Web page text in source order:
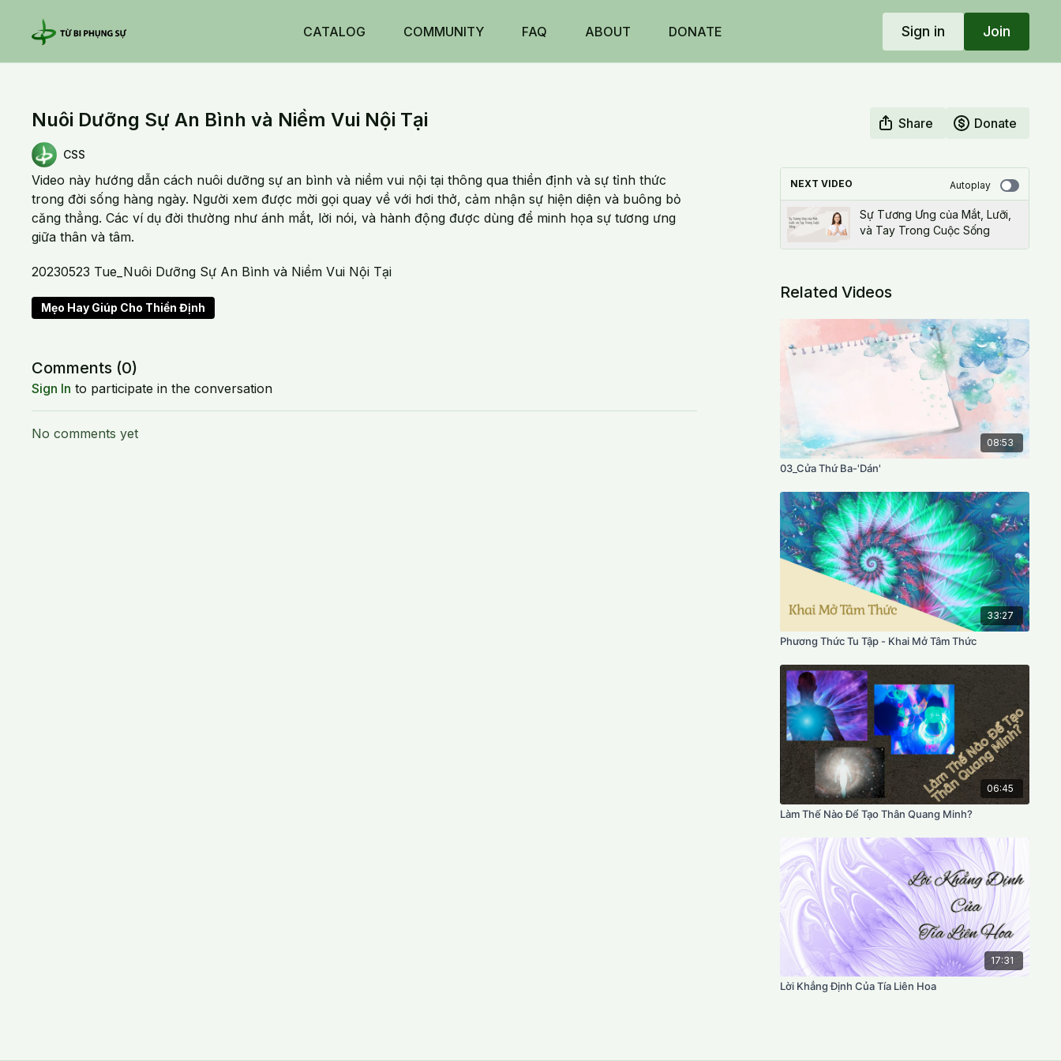
CATALOG COMMUNITY FAQ ABOUT DONATE Sign in Join
Nuôi Dưỡng Sự An Bình và Niềm Vui Nội Tại Share Donate
CSS
Video này hướng dẫn cách nuôi dưỡng sự an bình và niềm vui nội tại thông qua thiền định và sự tỉnh thức
trong đời sống hàng ngày. Người xem được mời gọi quay về với hơi thở, cảm nhận sự hiện diện và buông bỏ
căng thẳng. Các ví dụ đời thường như ánh mắt, lời nói, và hành động được dùng để minh họa sự tương ưng
giữa thân và tâm.
20230523 Tue_Nuôi Dưỡng Sự An Bình và Niềm Vui Nội Tại
Mẹo Hay Giúp Cho Thiền Định
Comments (0)
Sign In to participate in the conversation
No comments yet
NEXT VIDEO Autoplay
Sự Tương Ưng của Mắt, Lưỡi,
và Tay Trong Cuộc Sống
Related Videos
08:53
03_Cửa Thứ Ba-'Dán'
33:27
Phương Thức Tu Tập - Khai Mở Tâm Thức
06:45
Làm Thế Nào Để Tạo Thân Quang Minh?
17:31
Lời Khẳng Định Của Tía Liên Hoa